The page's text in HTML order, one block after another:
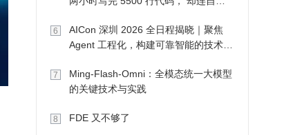
6
AICon 深圳 2026 全日程揭晓｜聚焦
Agent 工程化，构建可靠智能的技术路
7
Ming-Flash-Omni：全模态统一大模型
的关键技术与实践
8 FDE 又不够了